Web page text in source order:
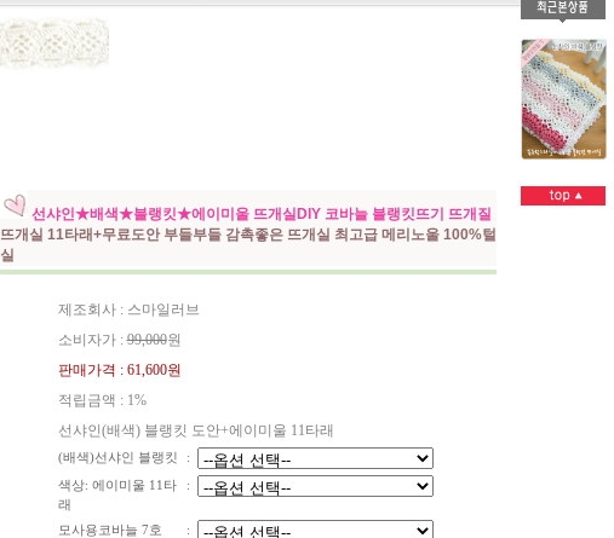
1
자라무늬 목도리뜨기
선샤인★배색★블랭킷★에이미울 뜨개실DIY 코바늘 블랭킷뜨기 뜨개질
뜨개실 11타래+무료도안 부들부들 감촉좋은 뜨개실 최고급 메리노울 100%털
실
제조회사 : 스마일러브
소비자가 :99,000원
판매가격 : 61,600원
적립금액 : 1%
선샤인(배색) 블랭킷 도안+에이미울 11타래
(배색)선샤인 블랭킷
:
색상: 에이미울 11타
래
:
모사용코바늘 7호 :